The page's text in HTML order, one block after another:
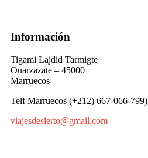
Información
Tigami Lajdid Tarmigte
Ouarzazate – 45000
Marruecos
Telf Marruecos (+212) 667-066-799)
viajesdesierto@gmail.com